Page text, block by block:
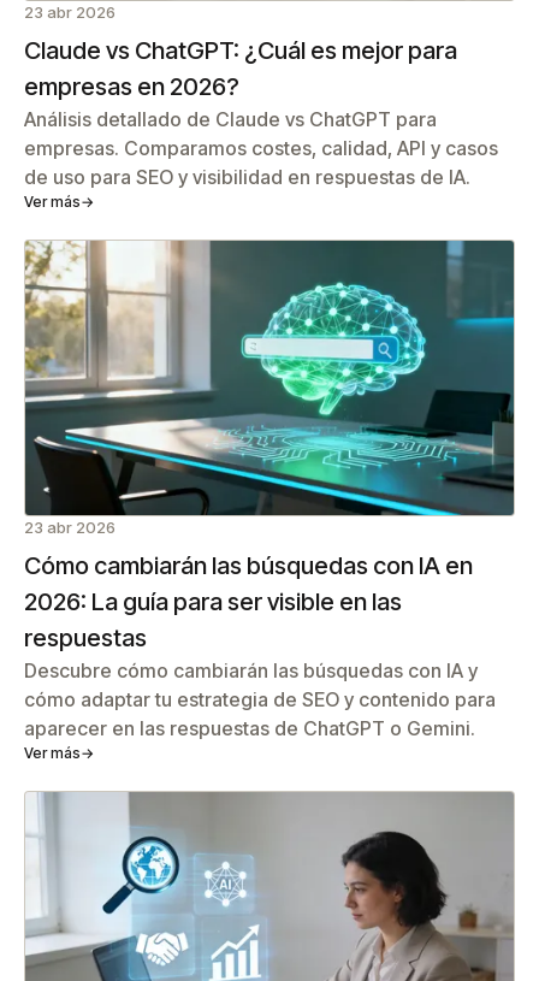
23 abr 2026
Claude vs ChatGPT: ¿Cuál es mejor para
empresas en 2026?
Análisis detallado de Claude vs ChatGPT para
empresas. Comparamos costes, calidad, API y casos
de uso para SEO y visibilidad en respuestas de IA.
Ver más→
23 abr 2026
Cómo cambiarán las búsquedas con IA en
2026: La guía para ser visible en las
respuestas
Descubre cómo cambiarán las búsquedas con IA y
cómo adaptar tu estrategia de SEO y contenido para
aparecer en las respuestas de ChatGPT o Gemini.
Ver más→